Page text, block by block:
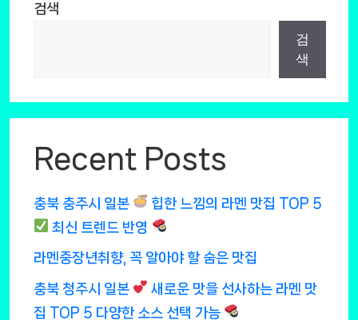
검색
검
색
Recent Posts
충북 충주시 일본
힙한 느낌의 라멘 맛집 TOP 5
최신 트렌드 반영
라멘중장년취향, 꼭 알아야 할 숨은 맛집
충북 청주시 일본
새로운 맛을 선사하는 라멘 맛
집 TOP 5 다양한 소스 선택 가능